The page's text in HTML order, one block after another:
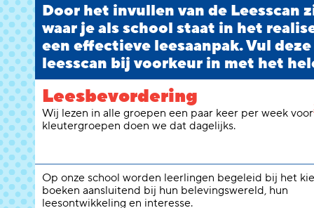
Door het invullen van de Leesscan
waar je als school staat in het
een effectieve leesaanpak. Vul deze
leesscan bij voorkeur in met het
Leesbevordering
Wij lezen in alle groepen een paar keer per week voor
kleutergroepen doen we dat dagelijks.
Op onze school worden leerlingen begeleid bij het
boeken aansluitend bij hun belevingswereld, hun
leesontwikkeling en interesse.